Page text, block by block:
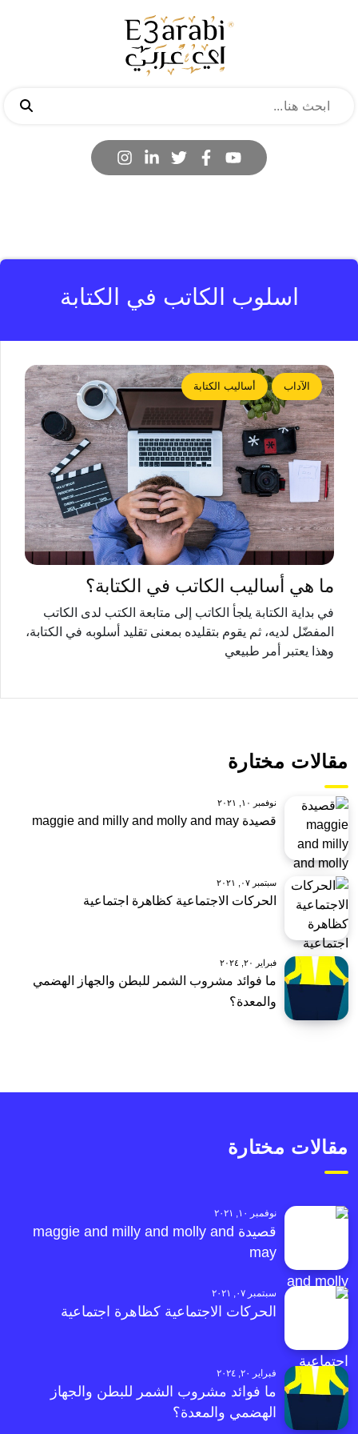
اسلوب الكاتب في الكتابة
الآداب أساليب الكتابة
ما هي أساليب الكاتب في الكتابة؟
في بداية الكتابة يلجأ الكاتب إلى متابعة الكتب لدى الكاتب
المفضّل لديه، ثم يقوم بتقليده بمعنى تقليد أسلوبه في الكتابة،
وهذا يعتبر أمر طبيعي
مقالات مختارة
نوفمبر ١٠, ٢٠٢١
قصيدة maggie and milly and molly and may
سبتمبر ٠٧, ٢٠٢١
الحركات الاجتماعية كظاهرة اجتماعية
فبراير ٢٠, ٢٠٢٤
ما فوائد مشروب الشمر للبطن والجهاز الهضمي
والمعدة؟
مقالات مختارة
نوفمبر ١٠, ٢٠٢١
قصيدة maggie and milly and molly and
may
سبتمبر ٠٧, ٢٠٢١
الحركات الاجتماعية كظاهرة اجتماعية
فبراير ٢٠, ٢٠٢٤
ما فوائد مشروب الشمر للبطن والجهاز
الهضمي والمعدة؟